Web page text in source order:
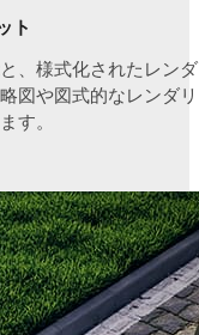
ト
、様式化されたレンダ
図や図式的なレンダリ
す。